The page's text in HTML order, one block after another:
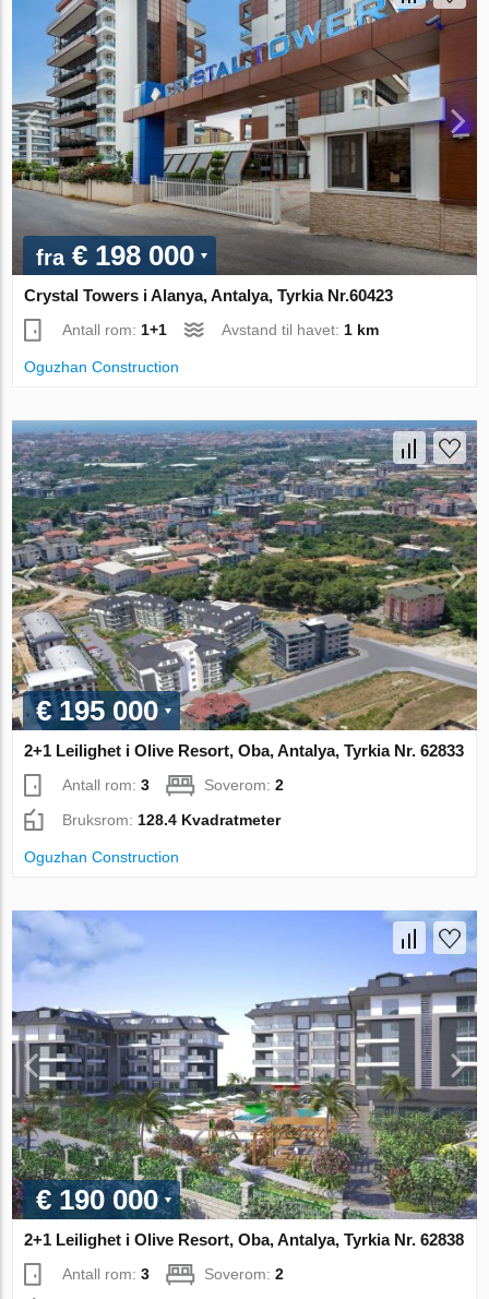
fra€ 198 000
Crystal Towers i Alanya, Antalya, Tyrkia Nr.60423
Antall rom: 1+1 Avstand til havet: 1 km
Oguzhan Construction
€ 195 000
2+1 Leilighet i Olive Resort, Oba, Antalya, Tyrkia Nr. 62833
Antall rom:3 Soverom:2
Bruksrom: 128.4 Kvadratmeter
Oguzhan Construction
€ 190 000
2+1 Leilighet i Olive Resort, Oba, Antalya, Tyrkia Nr. 62838
Antall rom:3 Soverom:2